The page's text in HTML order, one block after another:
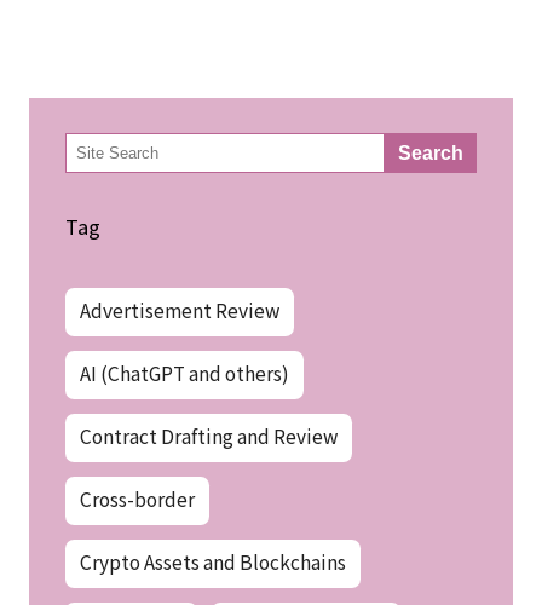
検
索 Search
Tag
Advertisement Review
AI (ChatGPT and others)
Contract Drafting and Review
Cross-border
Crypto Assets and Blockchains